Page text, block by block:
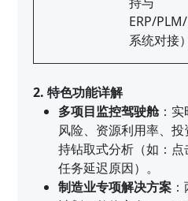
ERP/
系统对接）
2. 特色功能详解
多项目监控驾驶舱：实
风险、资源利用率、
持钻取式分析（如：
任务延迟原因）。
制造业专项解决方案